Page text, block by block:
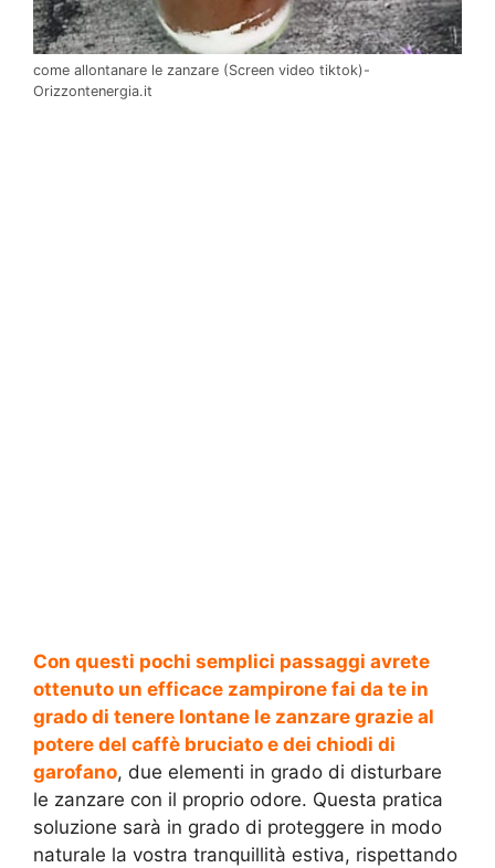
come allontanare le zanzare (Screen video tiktok)-
Orizzontenergia.it
Con questi pochi semplici passaggi avrete
ottenuto un efficace zampirone fai da te in
grado di tenere lontane le zanzare grazie al
potere del caffè bruciato e dei chiodi di
garofano, due elementi in grado di disturbare
le zanzare con il proprio odore. Questa pratica
soluzione sarà in grado di proteggere in modo
naturale la vostra tranquillità estiva, rispettando